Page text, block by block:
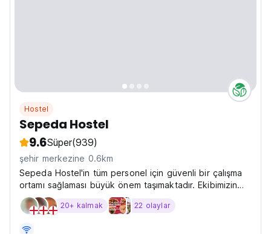
Hostel
Sepeda Hostel
9.6Süper(939)
şehir merkezine 0.6km
Sepeda Hostel'in tüm personel için güvenli bir çalışma
ortamı sağlaması büyük önem taşımaktadır. Ekibimizin
tüm üyeleri, taciz veya istismarın bulunmadığı, güvenli
bir çalışma ortamı bekleme hakkına sahiptir.
20+ kalmak 22 olaylar